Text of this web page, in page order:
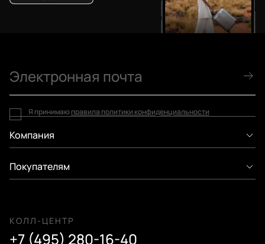
Компания
Покупателям
КОЛЛ-ЦЕНТР
+7 (495) 280-16-40
Я принимаю правила политики конфиденциальности